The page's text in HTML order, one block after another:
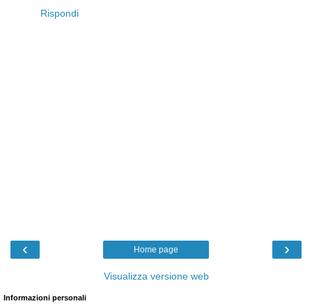
Rispondi
‹ ›
Home page
Visualizza versione web
Informazioni personali